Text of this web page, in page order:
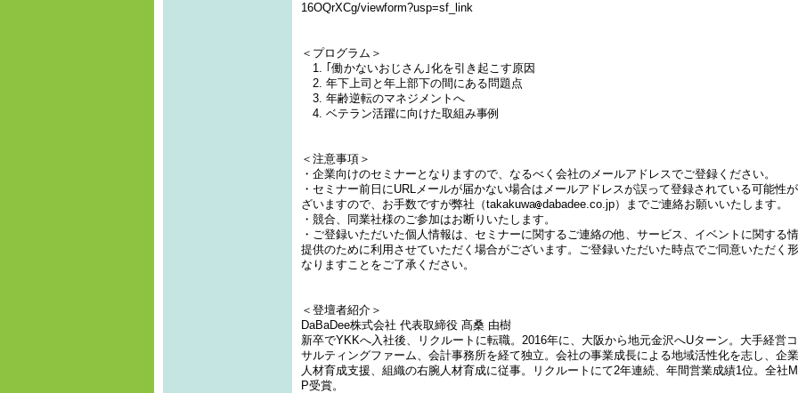
16OQrXCg/viewform?usp=sf_link
＜プログラム＞
1. ｢働かないおじさん｣化を引き起こす原因
2. 年下上司と年上部下の間にある問題点
3. 年齢逆転のマネジメントへ
4. ベテラン活躍に向けた取組み事例
＜注意事項＞
・企業向けのセミナーとなりますので、なるべく会社のメールアドレスでご登録ください。
・セミナー前日にURLメールが届かない場合はメールアドレスが誤って登録されている可能性
ざいますので、お手数ですが弊社（takakuwa dabadee.co.jp）までご連絡お願いいたします。
・競合、同業社様のご参加はお断りいたします。
・ご登録いただいた個人情報は、セミナーに関するご連絡の他、サービス、イベントに関する
提供のために利用させていただく場合がございます。ご登録いただいた時点でご同意いただく
なりますことをご了承ください。
＜登壇者紹介＞
DaBaDee株式会社 代表取締役 髙桑 由樹
新卒でYKKへ入社後、リクルートに転職。2016年に、大阪から地元金沢へUターン。大手経営
サルティングファーム、会計事務所を経て独立。会社の事業成長による地域活性化を志し、企
人材育成支援、組織の右腕人材育成に従事。リクルートにて2年連続、年間営業成績1位。全社
P受賞。